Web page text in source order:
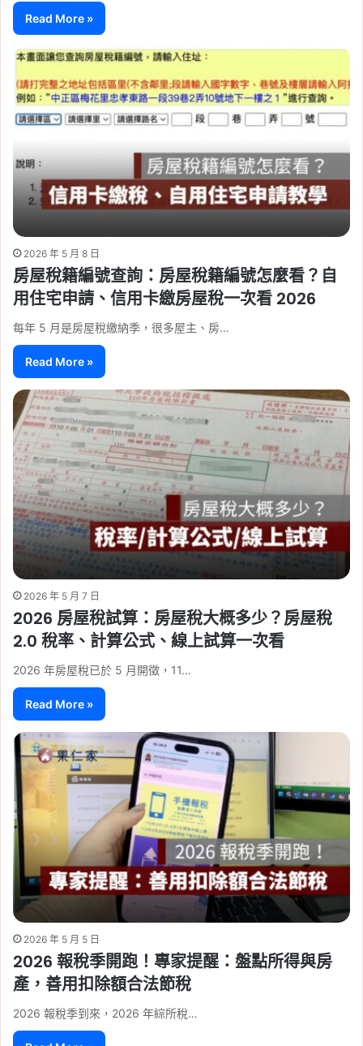
Read More »
2026 年 5 月 8 日
房屋稅籍編號查詢：房屋稅籍編號怎麼看？自
用住宅申請、信用卡繳房屋稅一次看 2026
每年 5 月是房屋稅繳納季，很多屋主、房…
Read More »
2026 年 5 月 7 日
2026 房屋稅試算：房屋稅大概多少？房屋稅
2.0 稅率、計算公式、線上試算一次看
2026 年房屋稅已於 5 月開徵，11…
Read More »
2026 年 5 月 5 日
2026 報稅季開跑！專家提醒：盤點所得與房
產，善用扣除額合法節稅
2026 報稅季到來，2026 年綜所稅…